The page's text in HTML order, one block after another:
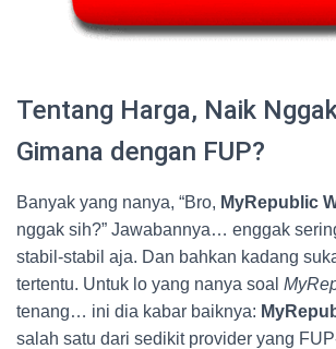
Tentang Harga, Naik
Gimana dengan FUP?
Banyak yang nanya, “Bro, MyRepublic
nggak sih?” Jawabannya… enggak
stabil-stabil aja. Dan bahkan kadang
tertentu. Untuk lo yang nanya soal
tenang… ini dia kabar baiknya:
salah satu dari sedikit provider yang